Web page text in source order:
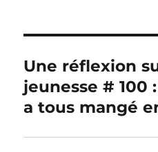
Une réflexion
jeunesse # 100
a tous mangé